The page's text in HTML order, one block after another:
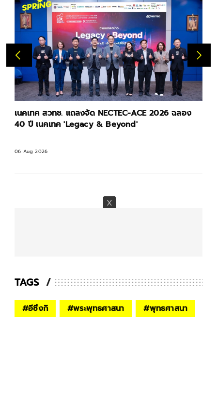
เนคเทค สวทช. แถลงจัด NECTEC-ACE 2026 ฉลอง
40 ปี เนคเทค 'Legacy & Beyond'
06 Aug 2026
TAGS
#อีซึงกิ #พระพุทธศาสนา #พุทธศาสนา